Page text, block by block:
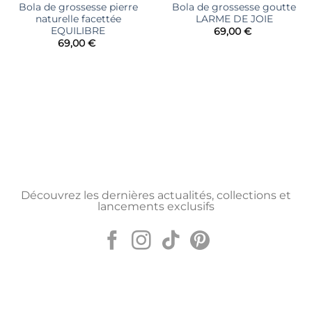
Bola de grossesse pierre
naturelle facettée
EQUILIBRE
69,00 €
Bola de grossesse goutte
LARME DE JOIE
69,00 €
Découvrez les dernières actualités, collections et
lancements exclusifs